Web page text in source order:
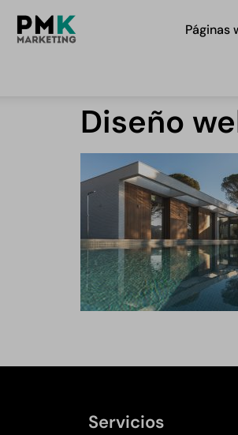
Páginas
Diseño
Servicios